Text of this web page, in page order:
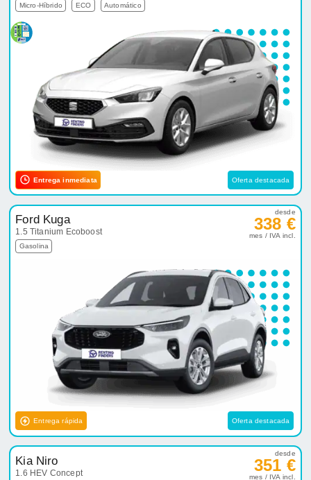
Micro-Híbrido ECO Automático
Entrega inmediata Oferta destacada
Ford Kuga
1.5 Titanium Ecoboost
Gasolina
desde
338 €
mes / IVA incl.
Entrega rápida Oferta destacada
Kia Niro
1.6 HEV Concept
desde
351 €
mes / IVA incl.